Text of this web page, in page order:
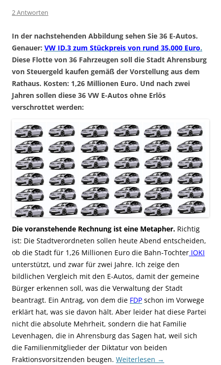
2 Antworten
In der nachstehenden Abbildung sehen Sie 36 E-Autos.
Genauer: VW ID.3 zum Stückpreis von rund 35.000 Euro.
Diese Flotte von 36 Fahrzeugen soll die Stadt Ahrensburg
von Steuergeld kaufen gemäß der Vorstellung aus dem
Rathaus. Kosten: 1,26 Millionen Euro. Und nach zwei
Jahren sollen diese 36 VW E-Autos ohne Erlös
verschrottet werden:
Die voranstehende Rechnung ist eine Metapher. Richtig
ist: Die Stadtverordneten sollen heute Abend entscheiden,
ob die Stadt für 1,26 Millionen Euro die Bahn-Tochter IOKI
unterstützt, und zwar für zwei Jahre. Ich zeige den
bildlichen Vergleich mit den E-Autos, damit der gemeine
Bürger erkennen soll, was die Verwaltung der Stadt
beantragt. Ein Antrag, von dem die FDP schon im Vorwege
erklärt hat, was sie davon hält. Aber leider hat diese Partei
nicht die absolute Mehrheit, sondern die hat Familie
Levenhagen, die in Ahrensburg das Sagen hat, weil sich
die Familienmitglieder der Diktatur von beiden
Fraktionsvorsitzenden beugen. Weiterlesen →